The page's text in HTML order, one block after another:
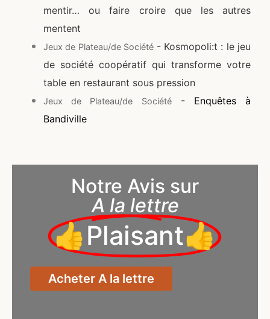
mentir… ou faire croire que les autres
mentent
Jeux de Plateau/de Société- Kosmopoli:t : le jeu
de société coopératif qui transforme votre
table en restaurant sous pression
Jeux de Plateau/de Société- Enquêtes à
Bandiville
Notre Avis sur
A la lettre
👍Plaisant👍
Acheter A la lettre